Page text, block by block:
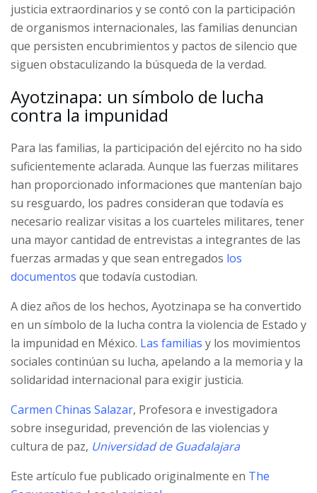
justicia extraordinarios y se contó con la participación
de organismos internacionales, las familias denuncian
que persisten encubrimientos y pactos de silencio que
siguen obstaculizando la búsqueda de la verdad.
Ayotzinapa: un símbolo de lucha
contra la impunidad
Para las familias, la participación del ejército no ha sido
suficientemente aclarada. Aunque las fuerzas militares
han proporcionado informaciones que mantenían bajo
su resguardo, los padres consideran que todavía es
necesario realizar visitas a los cuarteles militares, tener
una mayor cantidad de entrevistas a integrantes de las
fuerzas armadas y que sean entregados los
documentos que todavía custodian.
A diez años de los hechos, Ayotzinapa se ha convertido
en un símbolo de la lucha contra la violencia de Estado y
la impunidad en México. Las familias y los movimientos
sociales continúan su lucha, apelando a la memoria y la
solidaridad internacional para exigir justicia.
Carmen Chinas Salazar, Profesora e investigadora
sobre inseguridad, prevención de las violencias y
cultura de paz, Universidad de Guadalajara
Este artículo fue publicado originalmente en The